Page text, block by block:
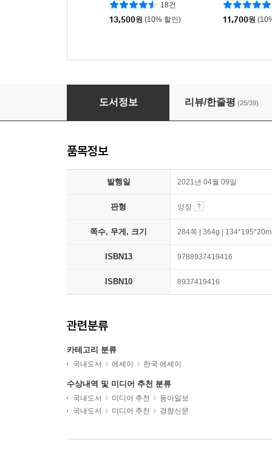
18건
13,500원 (10% 할인) 11,700원
일기시대
도서정보 리뷰/한줄평 (25/39)
품목정보
발행일 2021년 04월 09일
판형 양장
쪽수, 무게, 크기 284쪽 | 364g |
ISBN13 9788937419416
ISBN10 8937419416
관련분류
카테고리 분류
국내도서 에세이 한국 에세이
수상내역 및 미디어 추천 분류
국내도서 미디어 추천
동아일보
국내도서
미디어 추천 경향신문